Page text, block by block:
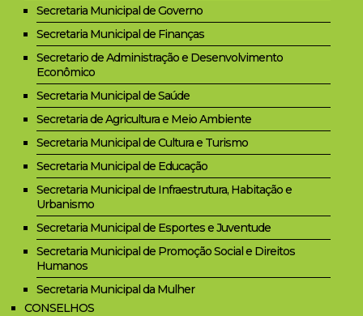
Secretaria Municipal de Governo
Secretaria Municipal de Finanças
Secretario de Administração e Desenvolvimento
Econômico
Secretaria Municipal de Saúde
Secretaria de Agricultura e Meio Ambiente
Secretaria Municipal de Cultura e Turismo
Secretaria Municipal de Educação
Secretaria Municipal de Infraestrutura, Habitação e
Urbanismo
Secretaria Municipal de Esportes e Juventude
Secretaria Municipal de Promoção Social e Direitos
Humanos
Secretaria Municipal da Mulher
CONSELHOS